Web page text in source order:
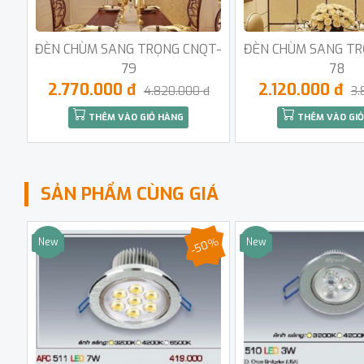
ĐÈN CHÙM SANG TRỌNG CNQT-
79
2.770.000 đ 4.820.000 đ
THÊM VÀO GIỎ HÀNG
ĐÈN CHÙM SANG
78
2.120.000 đ
THÊM VÀO
SẢN PHẨM CÙNG GIÁ
Sale
New -50% Sale
New